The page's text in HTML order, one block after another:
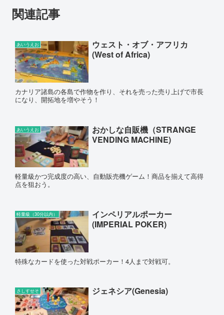
関連記事
あいうえお
ウェスト・オブ・アフリカ
(West of Africa)
カナリア諸島の各島で作物を作り、それを売った売り上げで市長
になり、開拓地を増やそう！
あいうえお
おかしな自販機（STRANGE
VENDING MACHINE)
軽量級かつ完成度の高い、自動販売機ゲーム！商品を揃えて高得
点を狙おう。
軽量級（30分以内）
インペリアルポーカー
(IMPERIAL POKER)
特殊なカードを使った対戦ポーカー！4人まで対戦可。
さしすせそ ジェネシア(Genesia)